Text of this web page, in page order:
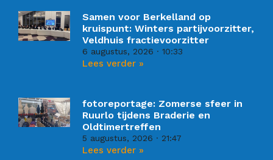
Samen voor Berkelland op
kruispunt: Winters partijvoorzitter,
Veldhuis fractievoorzitter
6 augustus, 2026 10:33
Lees verder »
fotoreportage: Zomerse sfeer in
Ruurlo tijdens Braderie en
Oldtimertreffen
5 augustus, 2026 21:47
Lees verder »